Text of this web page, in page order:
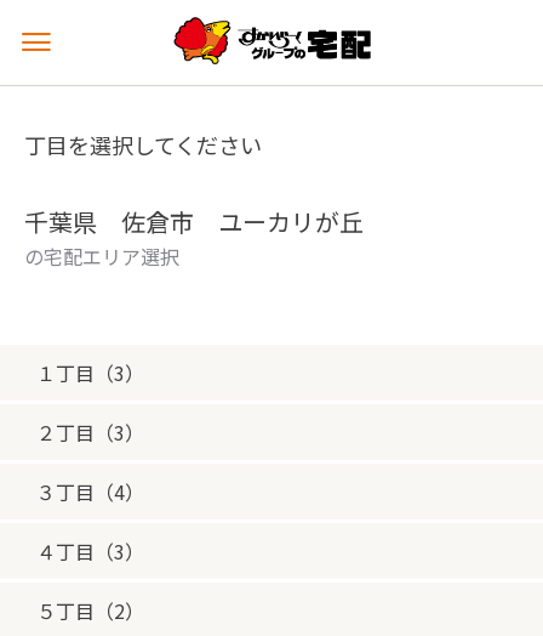
メ
ュ
を
丁目を選択してください
千葉県 佐倉市 ユーカリが丘
の宅配エリア選択
１丁目（3）
２丁目（3）
３丁目（4）
４丁目（3）
５丁目（2）